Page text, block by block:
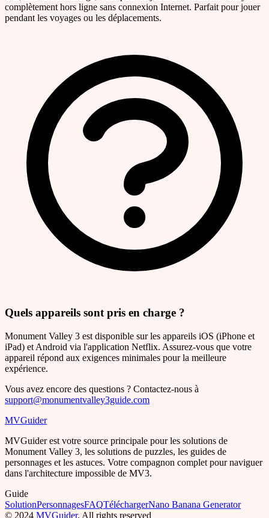
complètement hors ligne sans connexion Internet. Parfait pour jouer
pendant les voyages ou les déplacements.
Quels appareils sont pris en charge ?
Monument Valley 3 est disponible sur les appareils iOS (iPhone et
iPad) et Android via l'application Netflix. Assurez-vous que votre
appareil répond aux exigences minimales pour la meilleure
expérience.
Vous avez encore des questions ? Contactez-nous à
support@monumentvalley3guide.com
MVGuider
MVGuider est votre source principale pour les solutions de
Monument Valley 3, les solutions de puzzles, les guides de
personnages et les astuces. Votre compagnon complet pour naviguer
dans l'architecture impossible de MV3.
Guide
SolutionPersonnagesFAQTéléchargerNano Banana Generator
© 2024 MVGuider, All rights reserved